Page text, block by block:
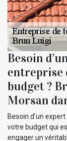
Besoin
entreprise
budget ?
Morsan
Besoin d’un
votre budget qui
engager un